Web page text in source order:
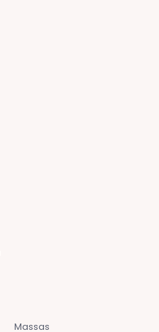
Massas